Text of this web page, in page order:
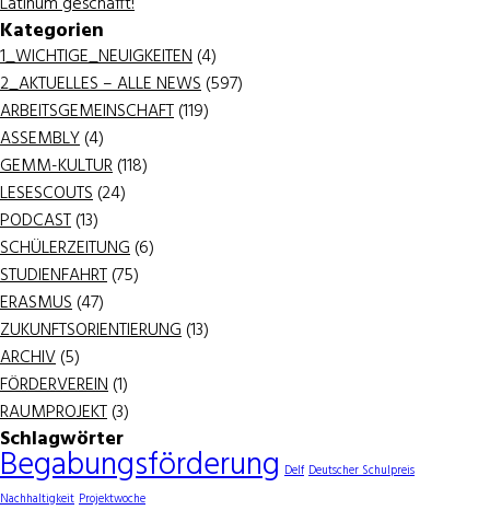
Kategorien
1_WICHTIGE_NEUIGKEITEN(4)
2_AKTUELLES – ALLE NEWS(597)
ARBEITSGEMEINSCHAFT(119)
ASSEMBLY(4)
GEMM-KULTUR(118)
LESESCOUTS(24)
PODCAST(13)
SCHÜLERZEITUNG(6)
STUDIENFAHRT(75)
ERASMUS(47)
ZUKUNFTSORIENTIERUNG(13)
ARCHIV(5)
FÖRDERVEREIN(1)
RAUMPROJEKT(3)
Schlagwörter
Begabungsförderung Delf Deutscher Schulpreis
Nachhaltigkeit Projektwoche